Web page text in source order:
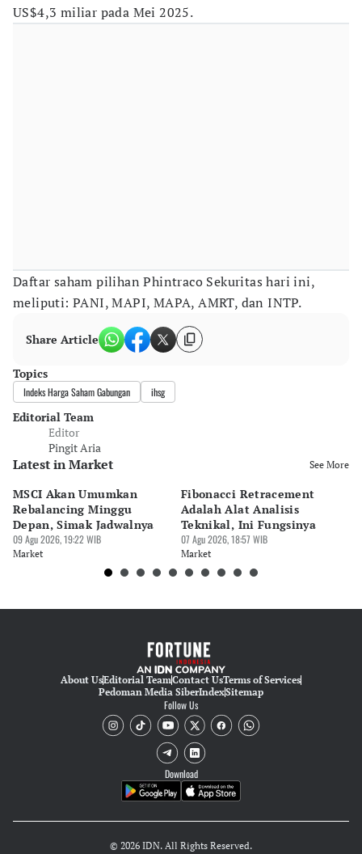
US$4,3 miliar pada Mei 2025.
Daftar saham pilihan Phintraco Sekuritas hari ini,
meliputi: PANI, MAPI, MAPA, AMRT, dan INTP.
Share Article
Topics
Indeks Harga Saham Gabungan ihsg
Editorial Team
Editor
Pingit Aria
Latest in Market See More
MSCI Akan Umumkan
Rebalancing Minggu
Depan, Simak Jadwalnya
09 Agu 2026, 19:22 WIB
Market
Fibonacci Retracement
Adalah Alat Analisis
Teknikal, Ini Fungsinya
07 Agu 2026, 18:57 WIB
Market
About UsEditorial TeamContact UsTerms of Services
Pedoman Media SiberIndexSitemap
Follow Us
Download
© 2026 IDN. All Rights Reserved.